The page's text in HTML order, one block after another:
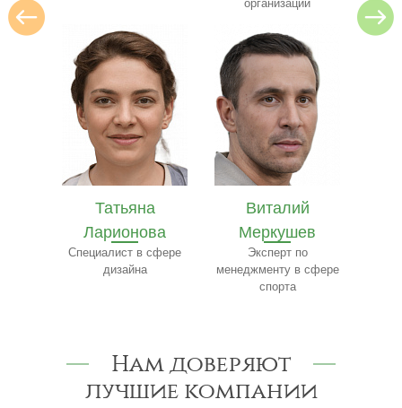
Виталий
Меркушев
Эксперт по
менеджменту в сфере
Валерий Костин
Эксперт по маркетингу
и рекламе
Нам доверяют
лучшие компании